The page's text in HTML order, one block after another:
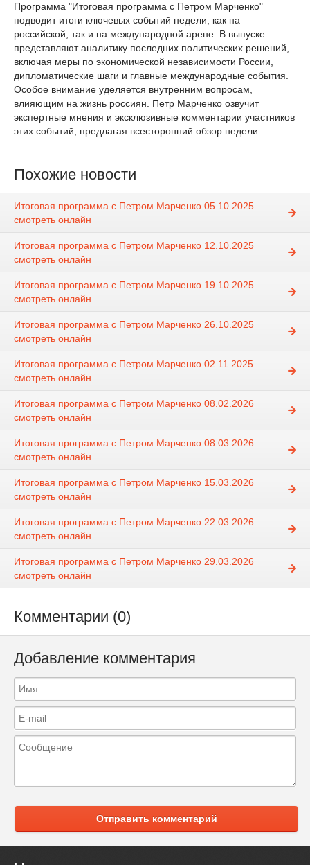
Программа "Итоговая программа с Петром Марченко"
подводит итоги ключевых событий недели, как на
российской, так и на международной арене. В выпуске
представляют аналитику последних политических решений,
включая меры по экономической независимости России,
дипломатические шаги и главные международные события.
Особое внимание уделяется внутренним вопросам,
влияющим на жизнь россиян. Петр Марченко озвучит
экспертные мнения и эксклюзивные комментарии участников
этих событий, предлагая всесторонний обзор недели.
Похожие новости
Итоговая программа с Петром Марченко 05.10.2025
смотреть онлайн
Итоговая программа с Петром Марченко 12.10.2025
смотреть онлайн
Итоговая программа с Петром Марченко 19.10.2025
смотреть онлайн
Итоговая программа с Петром Марченко 26.10.2025
смотреть онлайн
Итоговая программа с Петром Марченко 02.11.2025
смотреть онлайн
Итоговая программа с Петром Марченко 08.02.2026
смотреть онлайн
Итоговая программа с Петром Марченко 08.03.2026
смотреть онлайн
Итоговая программа с Петром Марченко 15.03.2026
смотреть онлайн
Итоговая программа с Петром Марченко 22.03.2026
смотреть онлайн
Итоговая программа с Петром Марченко 29.03.2026
смотреть онлайн
Комментарии (0)
Добавление комментария
Отправить комментарий